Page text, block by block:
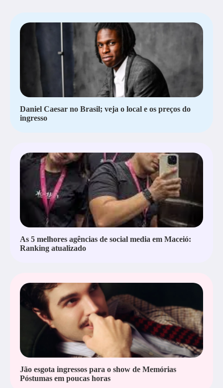
Daniel Caesar no Brasil; veja o local e os preços do
ingresso
As 5 melhores agências de social media em Maceió:
Ranking atualizado
Jão esgota ingressos para o show de Memórias
Póstumas em poucas horas